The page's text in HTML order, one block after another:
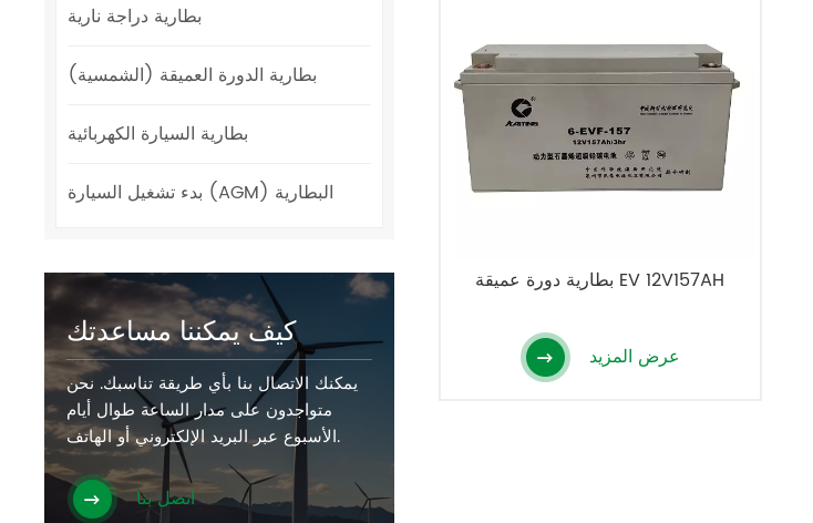
بطارية دراجة نارية
بطارية الدورة العميقة (الشمسية)
بطارية السيارة الكهربائية
بدء تشغيل السيارة (AGM) البطارية
كيف يمكننا مساعدتك
يمكنك الاتصال بنا بأي طريقة تناسبك. نحن
متواجدون على مدار الساعة طوال أيام
الأسبوع عبر البريد الإلكتروني أو الهاتف.
اتصل بنا
بطارية دورة عميقة EV 12V157AH
عرض المزيد